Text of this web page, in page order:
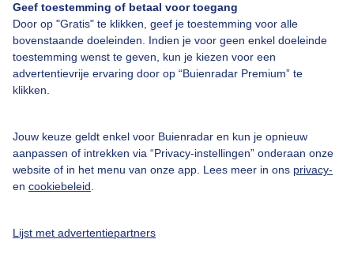
Geef toestemming of betaal voor toegang
Door op "Gratis" te klikken, geef je toestemming voor alle
bovenstaande doeleinden. Indien je voor geen enkel doeleinde
toestemming wenst te geven, kun je kiezen voor een
advertentievrije ervaring door op “Buienradar Premium” te
klikken.
Jouw keuze geldt enkel voor Buienradar en kun je opnieuw
aanpassen of intrekken via “Privacy-instellingen” onderaan onze
website of in het menu van onze app. Lees meer in ons privacy-
en cookiebeleid
Lijst met advertentiepartners
Contact
Toegankelijkheid
Gebruikersvoorwaarden
Adverteren
Privacy beleid
Cookie beleid